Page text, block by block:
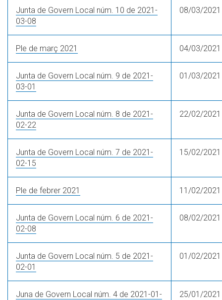
Junta de Govern Local núm. 10 de 2021-
03-08
08/03/2021
Ple de març 2021 04/03/2021
Junta de Govern Local núm. 9 de 2021-
03-01
01/03/2021
Junta de Govern Local núm. 8 de 2021-
02-22
22/02/2021
Junta de Govern Local núm. 7 de 2021-
02-15
15/02/2021
Ple de febrer 2021 11/02/2021
Junta de Govern Local núm. 6 de 2021-
02-08
08/02/2021
Junta de Govern Local núm. 5 de 2021-
02-01
01/02/2021
Juna de Govern Local núm. 4 de 2021-01-
25/01/2021